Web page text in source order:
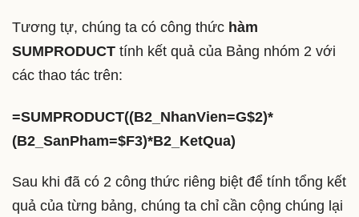
Tương tự, chúng ta có công thức hàm
SUMPRODUCT tính kết quả của Bảng nhóm 2 với
các thao tác trên:
=SUMPRODUCT((B2_NhanVien=G$2)*
(B2_SanPham=$F3)*B2_KetQua)
Sau khi đã có 2 công thức riêng biệt để tính tổng kết
quả của từng bảng, chúng ta chỉ cần cộng chúng lại